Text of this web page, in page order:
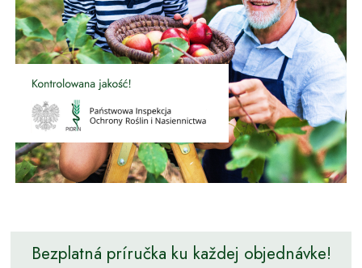
Bezplatná príručka ku každej objednávke!